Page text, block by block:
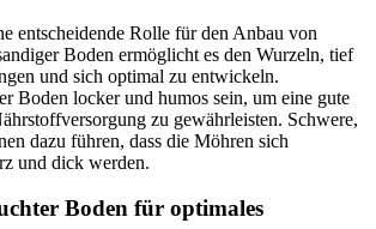
entscheidende Rolle für den Anbau von
Boden ermöglicht es den Wurzeln, tief
und sich optimal zu entwickeln.
Boden locker und humos sein, um eine gute
zu gewährleisten. Schwere,
dazu führen, dass die Möhren sich
und dick werden.
Boden für optimales